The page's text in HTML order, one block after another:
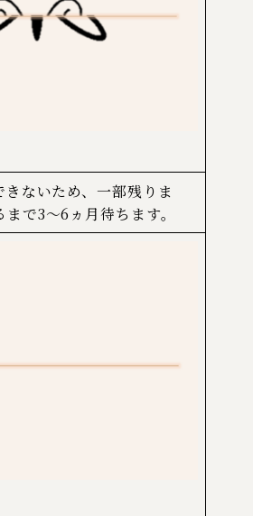
ないため、一部残りま
で3～6ヵ月待ちます。